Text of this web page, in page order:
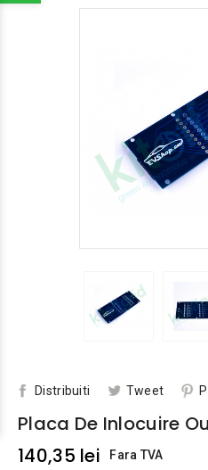
Distribuiti Tweet
Placa De Inlocuire
140,35 lei
Fara TVA